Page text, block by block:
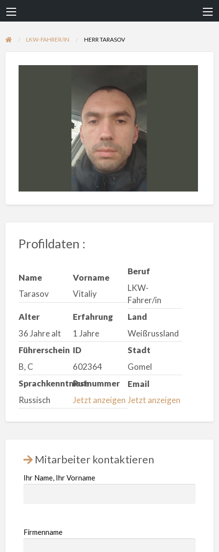
LKW-FAHRER/IN HERR TARASOV
Profildaten :
Name
Tarasov
Vorname
Vitaliy
Beruf
LKW-
Fahrer/in
Alter
36 Jahre alt
Erfahrung
1 Jahre
Land
Weißrussland
Führerschein
B, C
ID
602364
Stadt
Gomel
Sprachkenntnisse
Russisch
Rufnummer
Jetzt anzeigen
Email
Jetzt anzeigen
Mitarbeiter kontaktieren
Ihr Name, Ihr Vorname
Firmenname